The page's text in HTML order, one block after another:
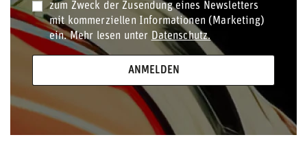
zum Zweck der Zusendung eines Newsletters
mit kommerziellen Informationen (Marketing)
ein. Mehr lesen unter Datenschutz.
ANMELDEN